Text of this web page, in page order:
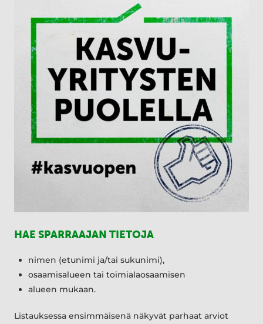
HAE SPARRAAJAN TIETOJA
nimen (etunimi ja/tai sukunimi),
osaamisalueen tai toimialaosaamisen
alueen mukaan.
Listauksessa ensimmäisenä näkyvät parhaat arviot